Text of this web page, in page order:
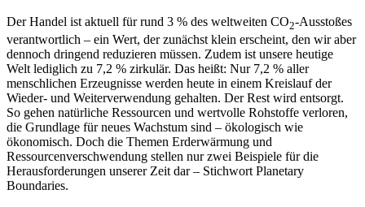
Der Handel ist aktuell für rund 3 % des weltweiten CO2-Ausstoßes
verantwortlich – ein Wert, der zunächst klein erscheint, den wir aber
dennoch dringend reduzieren müssen. Zudem ist unsere heutige
Welt lediglich zu 7,2 % zirkulär. Das heißt: Nur 7,2 % aller
menschlichen Erzeugnisse werden heute in einem Kreislauf der
Wieder- und Weiterverwendung gehalten. Der Rest wird entsorgt.
So gehen natürliche Ressourcen und wertvolle Rohstoffe verloren,
die Grundlage für neues Wachstum sind – ökologisch wie
ökonomisch. Doch die Themen Erderwärmung und
Ressourcenverschwendung stellen nur zwei Beispiele für die
Herausforderungen unserer Zeit dar – Stichwort Planetary
Boundaries.